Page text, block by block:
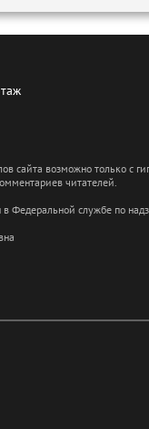
сайта возможно только с
читателей.
в Федеральной службе по